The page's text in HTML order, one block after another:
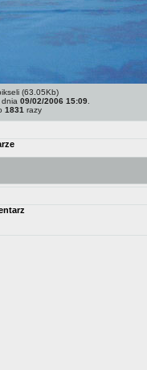
(63.05Kb)
dnia 09/02/2006 15:09
1831 razy